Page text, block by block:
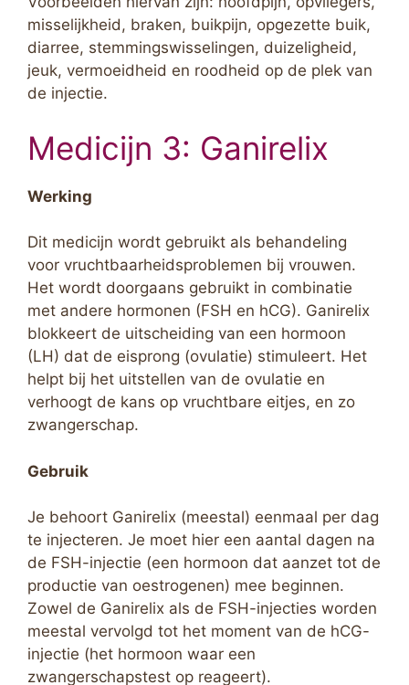
misselijkheid, braken, buikpijn, opgezette buik,
diarree, stemmingswisselingen, duizeligheid,
jeuk, vermoeidheid en roodheid op de plek van
de injectie.
Medicijn 3: Ganirelix
Werking
Dit medicijn wordt gebruikt als behandeling
voor vruchtbaarheidsproblemen bij vrouwen.
Het wordt doorgaans gebruikt in combinatie
met andere hormonen (FSH en hCG). Ganirelix
blokkeert de uitscheiding van een hormoon
(LH) dat de eisprong (ovulatie) stimuleert. Het
helpt bij het uitstellen van de ovulatie en
verhoogt de kans op vruchtbare eitjes, en zo
zwangerschap.
Gebruik
Je behoort Ganirelix (meestal) eenmaal per dag
te injecteren. Je moet hier een aantal dagen na
de FSH-injectie (een hormoon dat aanzet tot de
productie van oestrogenen) mee beginnen.
Zowel de Ganirelix als de FSH-injecties worden
meestal vervolgd tot het moment van de hCG-
injectie (het hormoon waar een
zwangerschapstest op reageert).